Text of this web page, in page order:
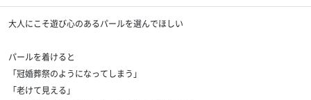
大人にこそ遊び心のあるパールを選んでほしい
パールを着けると
「冠婚葬祭のようになってしまう」
「老けて見える」